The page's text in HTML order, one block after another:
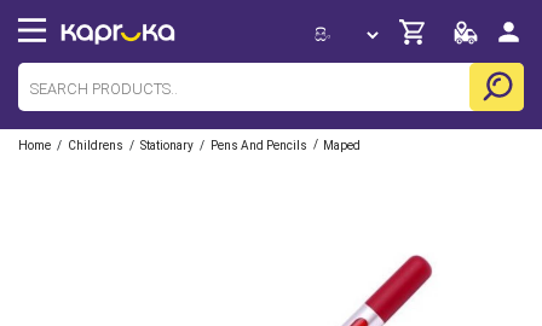
Home / Childrens / Stationary / Pens And Pencils / Maped